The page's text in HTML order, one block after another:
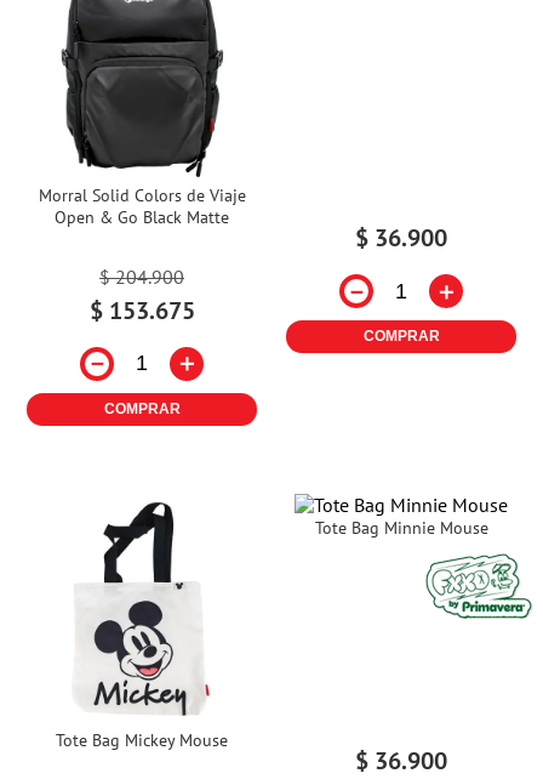
Morral Solid Colors de Viaje
Open & Go Black Matte
$ 204.900
$ 153.675
－ ＋
COMPRAR
$ 36.900
－ ＋
COMPRAR
Tote Bag Mickey Mouse
Tote Bag Minnie Mouse
$ 36.900